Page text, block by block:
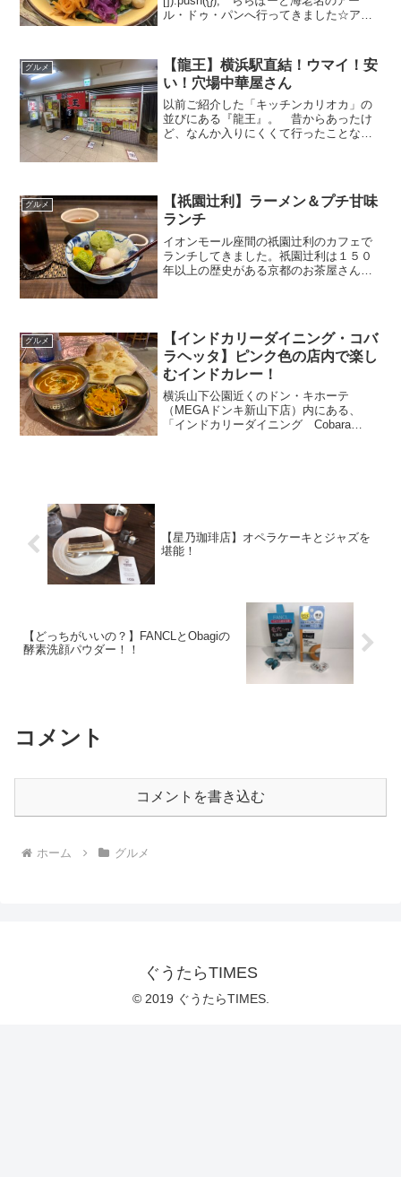
ル・ドゥ・パンへ行ってきました☆アー
イル...
グルメ
【龍王】横浜駅直結！ウマイ！安
い！穴場中華屋さん
以前ご紹介した「キッチンカリオカ」の
並びにある『龍王』。 昔からあったけ
ど、なんか入りにくくて行ったことなか
(adsbygoogle...
グルメ
【祇園辻利】ラーメン＆プチ甘味
ランチ
イオンモール座間の祇園辻利のカフェで
ランチしてきました。祇園辻利は１５０
年以上の歴史がある京都のお茶屋さんで
グルメ
【インドカリーダイニング・コバ
ラヘッタ】ピンク色の店内で楽し
むインドカレー！
横浜山下公園近くのドン・キホーテ
（MEGAドンキ新山下店）内にある、
「インドカリーダイニング Cobara
【星乃珈琲店】オペラケーキとジャズを
堪能！
【どっちがいいの？】FANCLとObagiの
酵素洗顔パウダー！！
コメント
コメントを書き込む
ホーム グルメ
ぐうたらTIMES
© 2019 ぐうたらTIMES.